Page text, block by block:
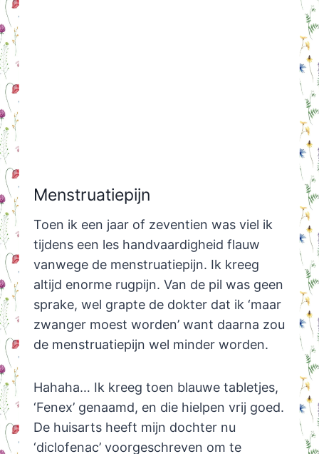
Menstruatiepijn
Toen ik een jaar of zeventien was viel ik
tijdens een les handvaardigheid flauw
vanwege de menstruatiepijn. Ik kreeg
altijd enorme rugpijn. Van de pil was geen
sprake, wel grapte de dokter dat ik ‘maar
zwanger moest worden’ want daarna zou
de menstruatiepijn wel minder worden.
Hahaha… Ik kreeg toen blauwe tabletjes,
‘Fenex’ genaamd, en die hielpen vrij goed.
De huisarts heeft mijn dochter nu
‘diclofenac’ voorgeschreven om te